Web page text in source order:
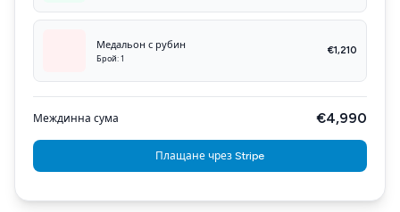
Медальон с рубин
Брой: 1
€1,210
Междинна сума €4,990
Плащане чрез Stripe